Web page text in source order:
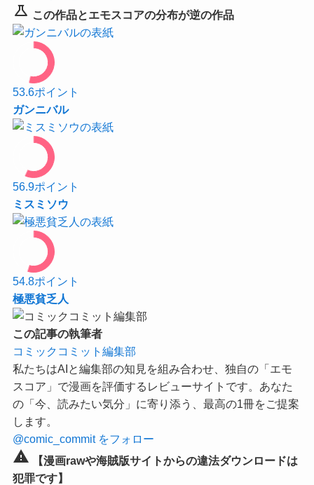
science この作品とエモスコアの分布が逆の作品
53.6ポイント
ガンニバル
56.9ポイント
ミスミソウ
54.8ポイント
極悪貧乏人
この記事の執筆者
コミックコミット編集部
私たちはAIと編集部の知見を組み合わせ、独自の「エモ
スコア」で漫画を評価するレビューサイトです。あなた
の「今、読みたい気分」に寄り添う、最高の1冊をご提案
します。
@comic_commit をフォロー
warning
【漫画rawや海賊版サイトからの違法ダウンロードは
犯罪です】